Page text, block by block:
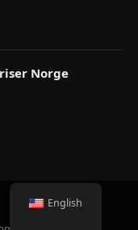
Norge
English